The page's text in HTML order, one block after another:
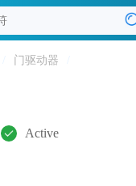
门驱动器
Active